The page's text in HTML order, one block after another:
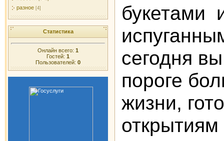
разное [4]
Статистика
Онлайн всего: 1
Гостей: 1
Пользователей: 0
букетами
сегодня
пороге
жизни,
открытиям